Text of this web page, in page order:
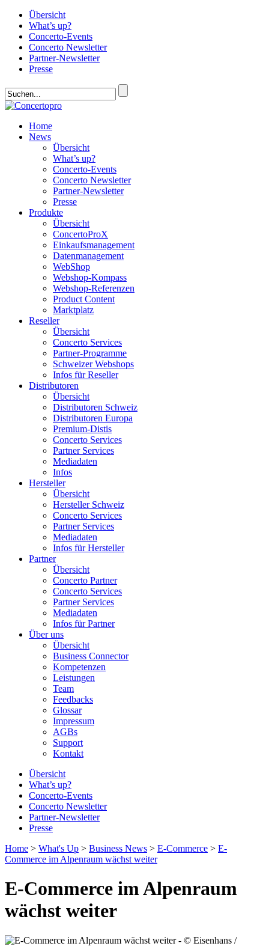
Übersicht
What’s up?
Concerto-Events
Concerto Newsletter
Partner-Newsletter
Presse
Home
News
Übersicht
What’s up?
Concerto-Events
Concerto Newsletter
Partner-Newsletter
Presse
Produkte
Übersicht
ConcertoProX
Einkaufsmanagement
Datenmanagement
WebShop
Webshop-Kompass
Webshop-Referenzen
Product Content
Marktplatz
Reseller
Übersicht
Concerto Services
Partner-Programme
Schweizer Webshops
Infos für Reseller
Distributoren
Übersicht
Distributoren Schweiz
Distributoren Europa
Premium-Distis
Concerto Services
Partner Services
Mediadaten
Infos
Hersteller
Übersicht
Hersteller Schweiz
Concerto Services
Partner Services
Mediadaten
Infos für Hersteller
Partner
Übersicht
Concerto Partner
Concerto Services
Partner Services
Mediadaten
Infos für Partner
Über uns
Übersicht
Business Connector
Kompetenzen
Leistungen
Team
Feedbacks
Glossar
Impressum
AGBs
Support
Kontakt
Übersicht
What’s up?
Concerto-Events
Concerto Newsletter
Partner-Newsletter
Presse
Home > What's Up > Business News > E‐Commerce > E-
Commerce im Alpenraum wächst weiter
E-Commerce im Alpenraum
wächst weiter